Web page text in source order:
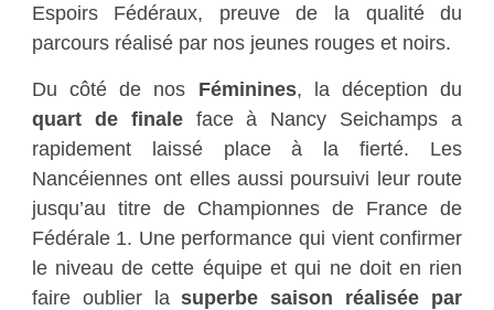
Espoirs Fédéraux, preuve de la qualité du
parcours réalisé par nos jeunes rouges et noirs.
Du côté de nos Féminines, la déception du
quart de finaleface à Nancy Seichamps a
rapidement laissé place à la fierté. Les
Nancéiennes ont elles aussi poursuivi leur route
jusqu’au titre de Championnes de France de
Fédérale 1. Une performance qui vient confirmer
le niveau de cette équipe et qui ne doit en rien
faire oublier lasuperbe saison réalisée par